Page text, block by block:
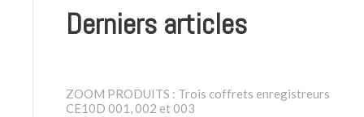
Derniers articles
ZOOM PRODUITS : Trois coffrets enregistreurs
CE10D 001, 002 et 003